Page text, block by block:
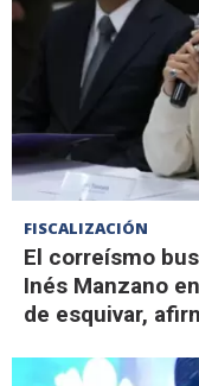
FISCALIZACIÓN
El correísmo
Inés Manzano
de esquivar,